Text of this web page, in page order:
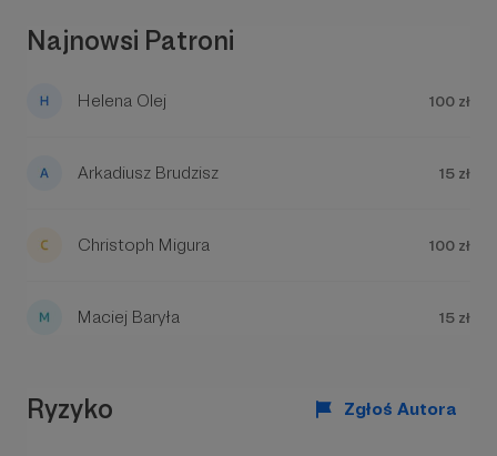
Najnowsi Patroni
Helena Olej 100 zł
Arkadiusz Brudzisz 15 zł
Christoph Migura 100 zł
Maciej Baryła 15 zł
Ryzyko Zgłoś Autora